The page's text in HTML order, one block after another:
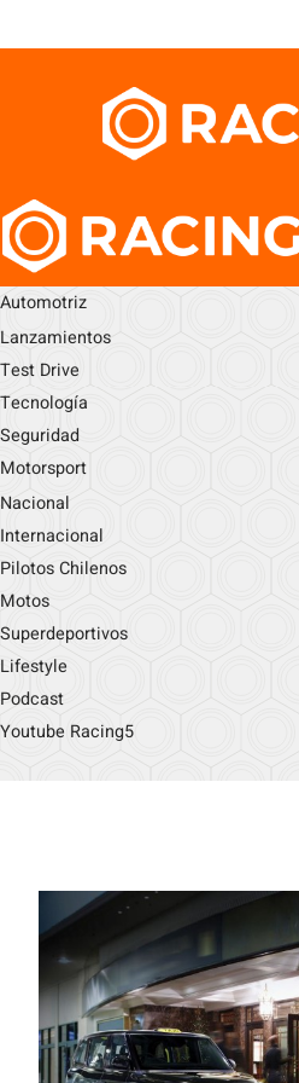
Automotriz
Lanzamientos
Test Drive
Tecnología
Seguridad
Motorsport
Nacional
Internacional
Pilotos Chilenos
Motos
Superdeportivos
Lifestyle
Podcast
Youtube Racing5